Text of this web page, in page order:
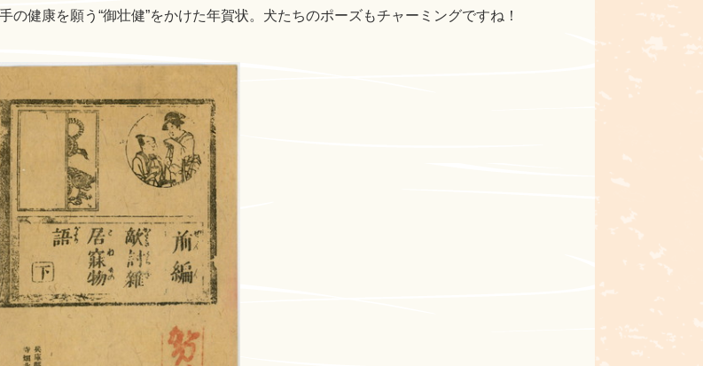
の健康を願う“御壮健”をかけた年賀状。犬たちのポーズもチャーミングですね！